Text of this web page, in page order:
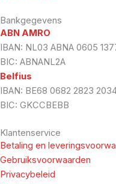
Bankgegevens
ABN AMRO
IBAN: NL03 ABNA 0605
BIC: ABNANL2A
Belfius
IBAN: BE68 0682 2823
BIC: GKCCBEBB
Klantenservice
Betaling en
Gebruiksvoorwaarden
Privacybeleid